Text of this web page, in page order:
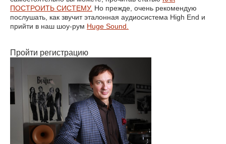
ПОСТРОИТЬ СИСТЕМУ. Но прежде, очень рекомендую
послушать, как звучит эталонная аудиосистема High End и
прийти в наш шоу-рум Huge Sound.
Пройти регистрацию